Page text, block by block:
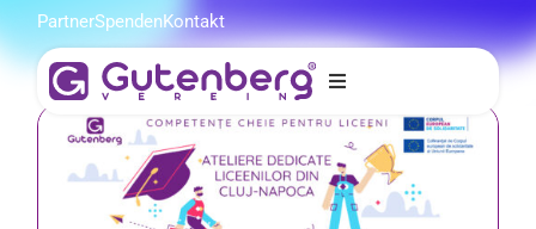
PartnerSpendenKontakt